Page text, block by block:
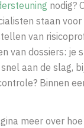
nodig?
staan voor
van
van dossiers: je
aan de slag,
Binnen
meer over